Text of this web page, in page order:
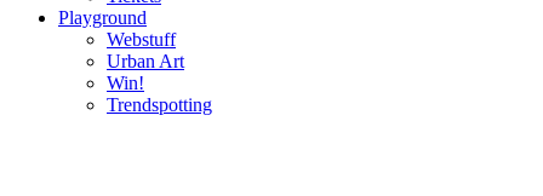
Playground
Webstuff
Urban Art
Win!
Trendspotting